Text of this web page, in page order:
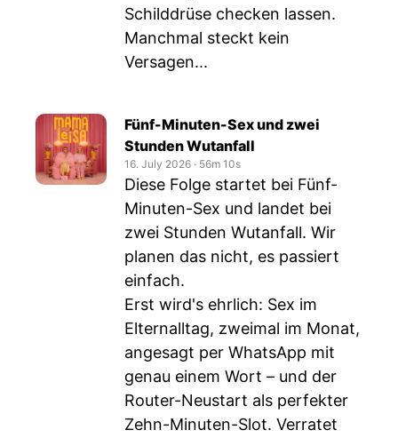
Schilddrüse checken lassen.
Manchmal steckt kein
Versagen...
Fünf-Minuten-Sex und zwei
Stunden Wutanfall
16. July 2026 ‧ 56m 10s
Diese Folge startet bei Fünf-
Minuten-Sex und landet bei
zwei Stunden Wutanfall. Wir
planen das nicht, es passiert
einfach.
Erst wird's ehrlich: Sex im
Elternalltag, zweimal im Monat,
angesagt per WhatsApp mit
genau einem Wort – und der
Router-Neustart als perfekter
Zehn-Minuten-Slot. Verratet